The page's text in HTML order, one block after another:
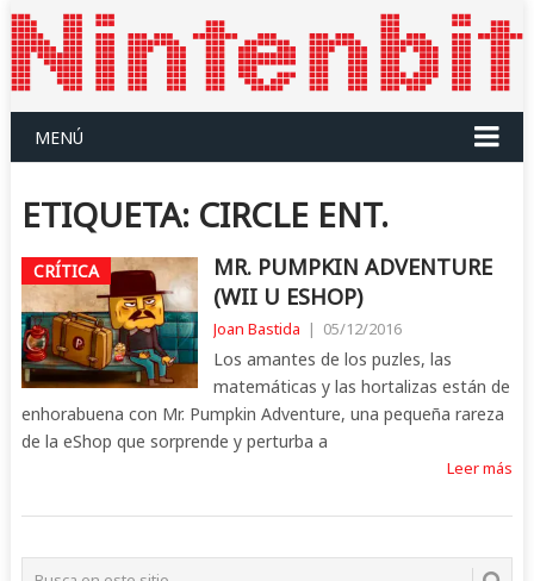
MENÚ
ETIQUETA: CIRCLE ENT.
CRÍTICA
MR. PUMPKIN ADVENTURE
(WII U ESHOP)
Joan Bastida | 05/12/2016
Los amantes de los puzles, las
matemáticas y las hortalizas están de
enhorabuena con Mr. Pumpkin Adventure, una pequeña rareza
de la eShop que sorprende y perturba a
Leer más